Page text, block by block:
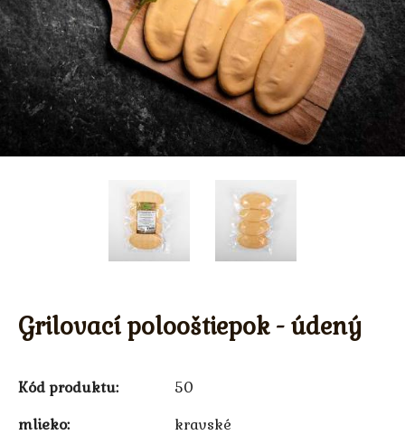
Grilovací polooštiepok - údený
Kód produktu: 50
mlieko
kravské